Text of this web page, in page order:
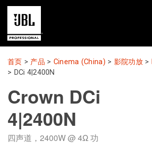
产品
学习课程
首页 > 产品 > Cinema (China) > 影院功放>
> DCi 4|2400N
Crown DCi
4|2400N
四声道，2400W @ 4Ω 功